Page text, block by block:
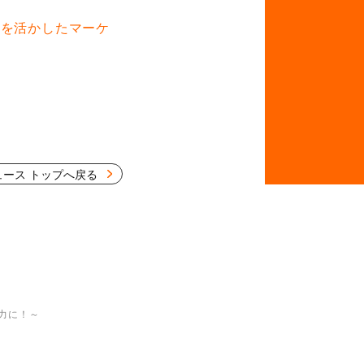
活かしたマーケ
ース トップへ戻る
に！～